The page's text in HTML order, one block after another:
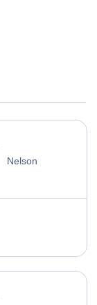
Nelson